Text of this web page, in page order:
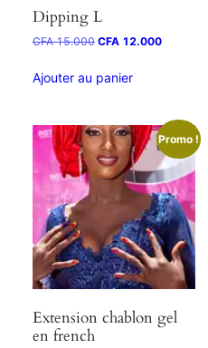
Dipping L
CFA15.000 CFA12.000
Ajouter au panier
Promo !
Extension chablon gel
en french